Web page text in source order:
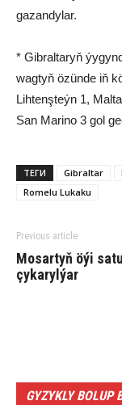
gazandylar.
* Gibraltaryň
wagtyň özünde iň
Lihtenşteýn 1,
San Marino 3 gol
ТЕГИ Gibraltar
Romelu Lukaku
Previous article
Mosartyň öýi
çykarylýar
GYZYKLY BOLUP